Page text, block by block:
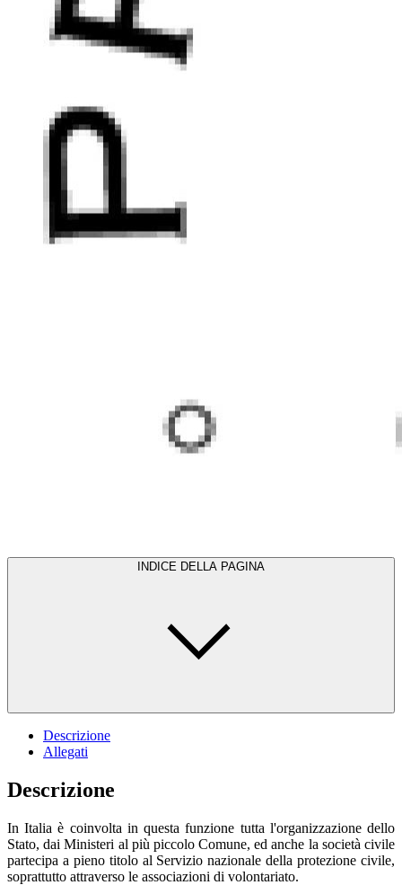
INDICE DELLA PAGINA
Descrizione
Allegati
Descrizione
In Italia è coinvolta in questa funzione tutta l'organizzazione dello
Stato, dai Ministeri al più piccolo Comune, ed anche la società civile
partecipa a pieno titolo al Servizio nazionale della protezione civile,
soprattutto attraverso le associazioni di volontariato.